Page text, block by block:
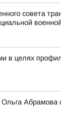
совета
в целях
Абрамова